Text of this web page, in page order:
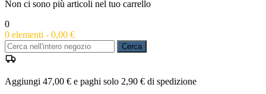
Non ci sono più articoli nel tuo carrello
0
0 elementi - 0,00 €
Cerca
Aggiungi 47,00 € e paghi solo 2,90 € di spedizione